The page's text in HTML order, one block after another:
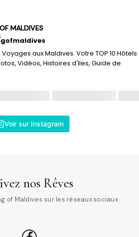
MALDIVES
aux Maldives. Votre TOP 10 Hôtels
Vidéos, Histoires d'Iles, Guide de
Voir sur Instagram
nos Rêves
of Maldives sur les réseaux sociaux